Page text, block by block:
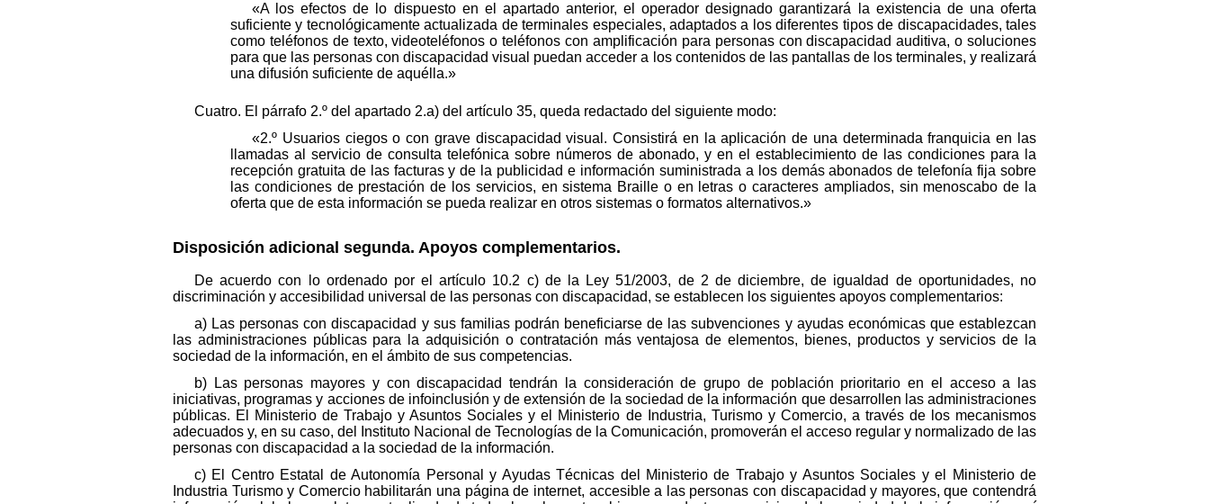
«A los efectos de lo dispuesto en el apartado anterior, el operador designado garantizará la existencia de una oferta
suficiente y tecnológicamente actualizada de terminales especiales, adaptados a los diferentes tipos de discapacidades, tales
como teléfonos de texto, videoteléfonos o teléfonos con amplificación para personas con discapacidad auditiva, o soluciones
para que las personas con discapacidad visual puedan acceder a los contenidos de las pantallas de los terminales, y realizará
una difusión suficiente de aquélla.»
Cuatro. El párrafo 2.º del apartado 2.a) del artículo 35, queda redactado del siguiente modo:
«2.º Usuarios ciegos o con grave discapacidad visual. Consistirá en la aplicación de una determinada franquicia en las
llamadas al servicio de consulta telefónica sobre números de abonado, y en el establecimiento de las condiciones para la
recepción gratuita de las facturas y de la publicidad e información suministrada a los demás abonados de telefonía fija sobre
las condiciones de prestación de los servicios, en sistema Braille o en letras o caracteres ampliados, sin menoscabo de la
oferta que de esta información se pueda realizar en otros sistemas o formatos alternativos.»
Disposición adicional segunda. Apoyos complementarios.
De acuerdo con lo ordenado por el artículo 10.2 c) de la Ley 51/2003, de 2 de diciembre, de igualdad de oportunidades, no
discriminación y accesibilidad universal de las personas con discapacidad, se establecen los siguientes apoyos complementarios:
a) Las personas con discapacidad y sus familias podrán beneficiarse de las subvenciones y ayudas económicas que establezcan
las administraciones públicas para la adquisición o contratación más ventajosa de elementos, bienes, productos y servicios de la
sociedad de la información, en el ámbito de sus competencias.
b) Las personas mayores y con discapacidad tendrán la consideración de grupo de población prioritario en el acceso a las
iniciativas, programas y acciones de infoinclusión y de extensión de la sociedad de la información que desarrollen las administraciones
públicas. El Ministerio de Trabajo y Asuntos Sociales y el Ministerio de Industria, Turismo y Comercio, a través de los mecanismos
adecuados y, en su caso, del Instituto Nacional de Tecnologías de la Comunicación, promoverán el acceso regular y normalizado de las
personas con discapacidad a la sociedad de la información.
c) El Centro Estatal de Autonomía Personal y Ayudas Técnicas del Ministerio de Trabajo y Asuntos Sociales y el Ministerio de
Industria Turismo y Comercio habilitarán una página de internet, accesible a las personas con discapacidad y mayores, que contendrá